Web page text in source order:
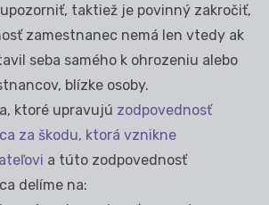
taktiež je povinný zakročiť,
zamestnanec nemá len vtedy ak
seba samého k ohrozeniu alebo
blízke osoby.
ktoré upravujú zodpovednosť
za škodu, ktorá vznikne
a túto zodpovednosť
delíme na: